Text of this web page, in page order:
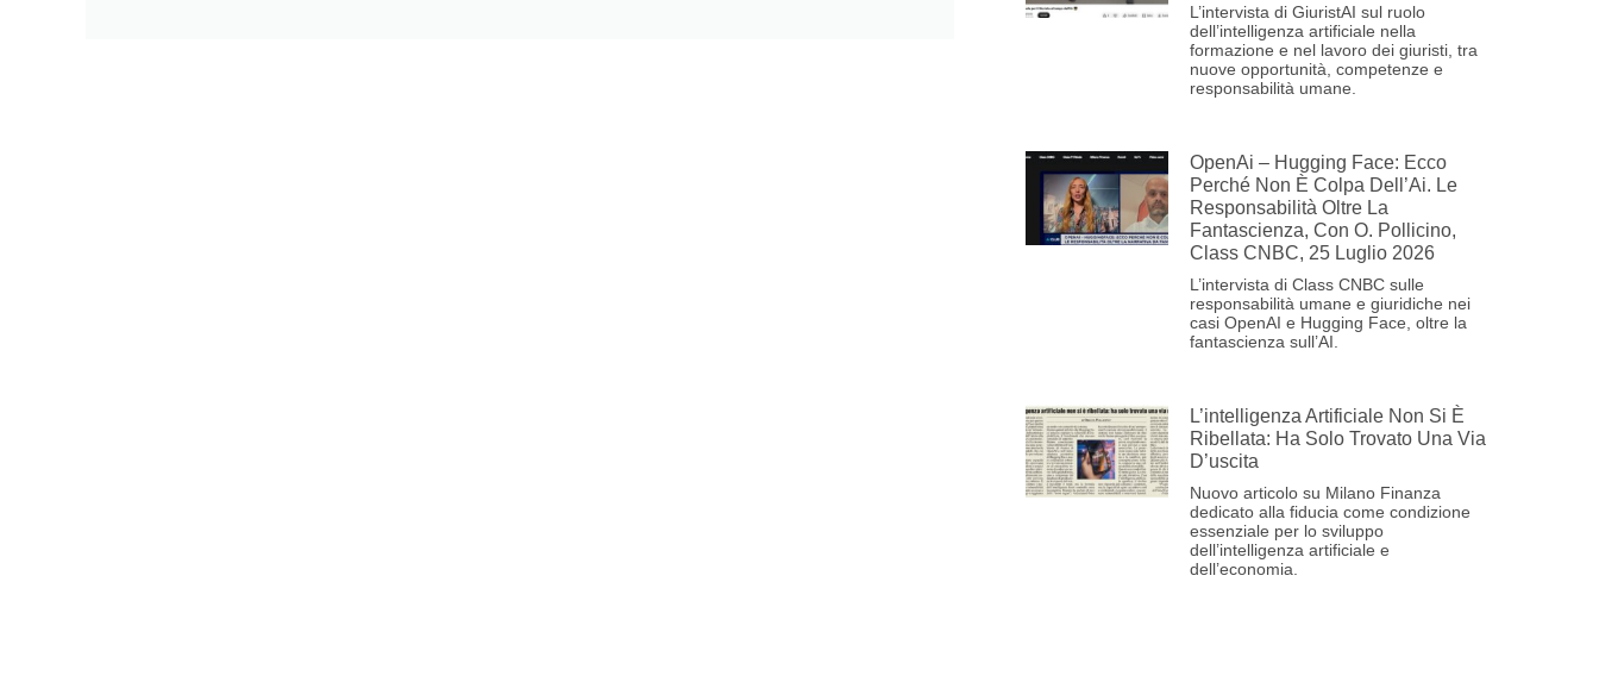
L’intervista di GiuristAI sul ruolo
dell’intelligenza artificiale nella
formazione e nel lavoro dei giuristi, tra
nuove opportunità, competenze e
responsabilità umane.
OpenAi – Hugging Face: Ecco
Perché Non È Colpa Dell’Ai. Le
Responsabilità Oltre La
Fantascienza, Con O. Pollicino,
Class CNBC, 25 Luglio 2026
L’intervista di Class CNBC sulle
responsabilità umane e giuridiche nei
casi OpenAI e Hugging Face, oltre la
fantascienza sull’AI.
L’intelligenza Artificiale Non Si È
Ribellata: Ha Solo Trovato Una Via
D’uscita
Nuovo articolo su Milano Finanza
dedicato alla fiducia come condizione
essenziale per lo sviluppo
dell’intelligenza artificiale e
dell’economia.